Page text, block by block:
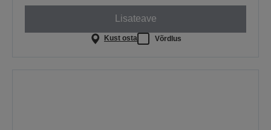
Lisateave
Kust osta Võrdlus